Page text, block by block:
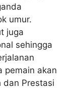
umur.
juga
sehingga
pemain akan
dan Prestasi